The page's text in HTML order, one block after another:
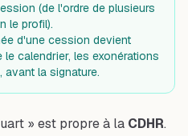
(de l'ordre de plusieurs
le profil).
d'une cession devient
calendrier, les exonérations
la signature.
» est propre à la CDHR.